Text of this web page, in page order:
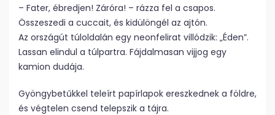
– Fater, ébredjen! Záróra! – rázza fel a csapos.
Összeszedi a cuccait, és kidülöngél az ajtón.
Az országút túloldalán egy neonfelirat villódzik: „Éden”.
Lassan elindul a túlpartra. Fájdalmasan vijjog egy
kamion dudája.
Gyöngybetűkkel teleírt papírlapok ereszkednek a földre,
és végtelen csend telepszik a tájra.